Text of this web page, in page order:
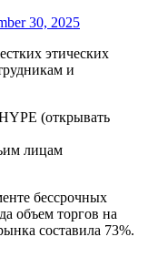
30, 2025
этических
и
(открывать
лицам
бессрочных
объем торгов на
составила 73%.